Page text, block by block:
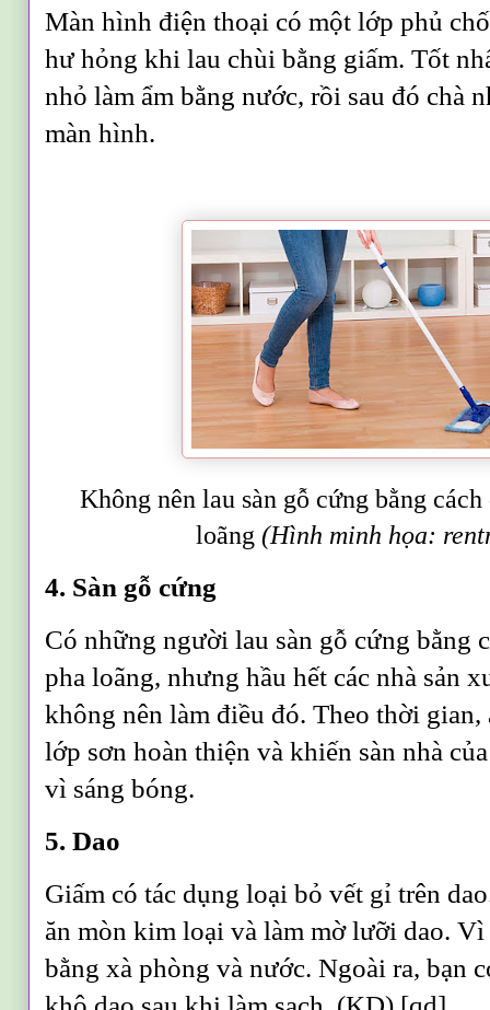
Màn hình điện thoại có một lớp phủ
hư hỏng khi lau chùi bằng giấm. Tốt
nhỏ làm ẩm bằng nước, rồi sau đó chà
màn hình.
Không nên lau sàn gỗ cứng bằng
loãng(Hình minh họa:
4. Sàn gỗ cứng
Có những người lau sàn gỗ cứng bằng
pha loãng, nhưng hầu hết các nhà sản
không nên làm điều đó. Theo thời
lớp sơn hoàn thiện và khiến sàn nhà
vì sáng bóng.
5. Dao
Giấm có tác dụng loại bỏ vết gỉ trên
ăn mòn kim loại và làm mờ lưỡi dao. Vì
bằng xà phòng và nước. Ngoài ra, bạn